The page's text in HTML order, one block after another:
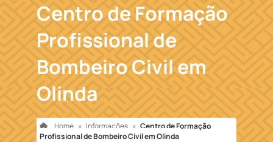
Centro de Formação
Profissional de
Bombeiro Civil em
Olinda
Home » Informações » Centro de Formação
Profissional de Bombeiro Civil em Olinda